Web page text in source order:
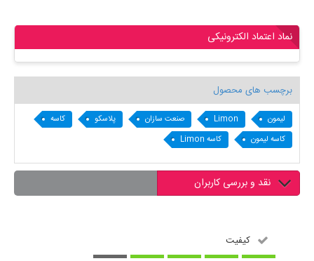
نماد اعتماد الکترونیکی
برچسب های محصول
لیمون Limon صنعت سازان پلاسکو
کاسه
کاسه لیمون
کاسه Limon
نقد و بررسی کاربران
کیفیت